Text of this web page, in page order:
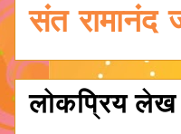
संत रामानंद
लोकप्रिय लेख